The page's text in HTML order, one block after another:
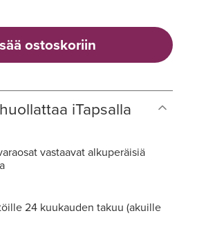
ostoskoriin
iTapsalla
vastaavat alkuperäisiä
24 kuukauden takuu (akuille